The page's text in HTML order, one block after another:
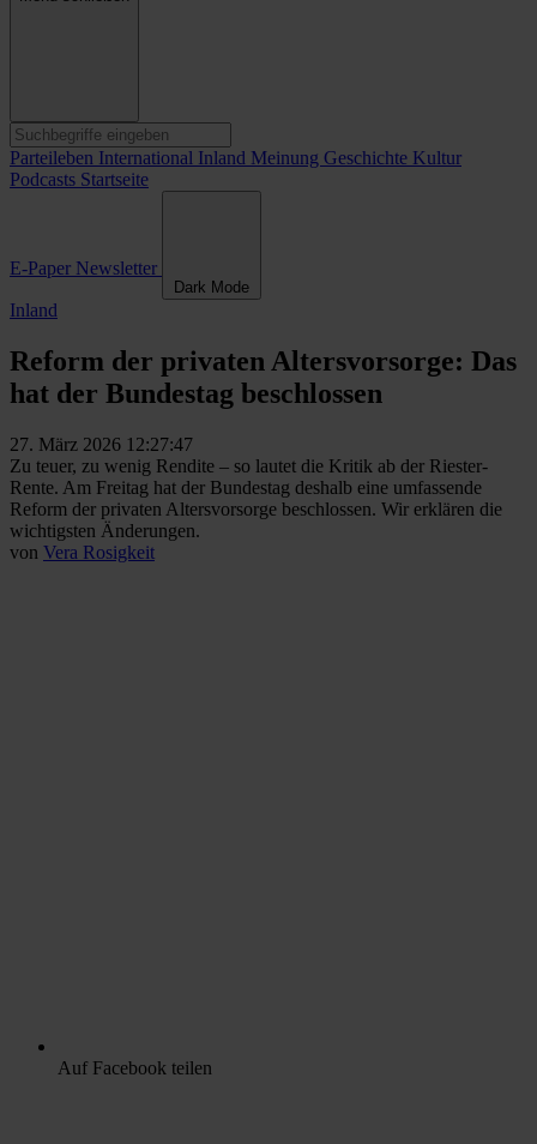
Parteileben International Inland Meinung Geschichte Kultur
Podcasts Startseite
E-Paper Newsletter
Dark Mode
Inland
Reform der privaten Altersvorsorge: Das
hat der Bundestag beschlossen
27. März 2026 12:27:47
Zu teuer, zu wenig Rendite – so lautet die Kritik ab der Riester-
Rente. Am Freitag hat der Bundestag deshalb eine umfassende
Reform der privaten Altersvorsorge beschlossen. Wir erklären die
wichtigsten Änderungen.
von Vera Rosigkeit
Auf Facebook teilen